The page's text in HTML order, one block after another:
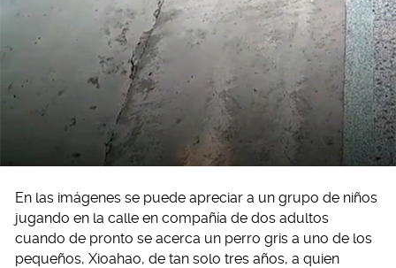
En las imágenes se puede apreciar a un grupo de niños
jugando en la calle en compañía de dos adultos
cuando de pronto se acerca un perro gris a uno de los
pequeños, Xioahao, de tan solo tres años, a quien